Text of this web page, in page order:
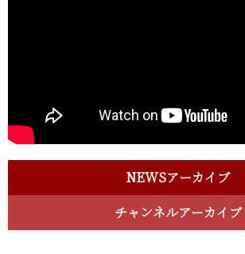
NEWSアーカイブ
チャンネルアーカイブ